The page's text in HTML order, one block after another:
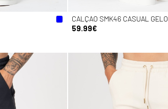
CALÇAO SMK46 CASUAL GELO
59.99€